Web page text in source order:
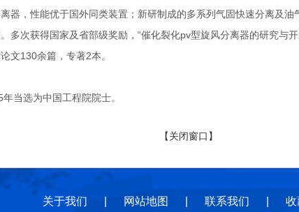
器，性能优于国外同类装置；新研制成的多系列气固快速分离及
多次获得国家及省部级奖励，“催化裂化pv型旋风分离器的研究与
文130余篇，专著2本。
选为中国工程院院士。
【关闭窗口】
关于我们 网站地图 联系我们 收